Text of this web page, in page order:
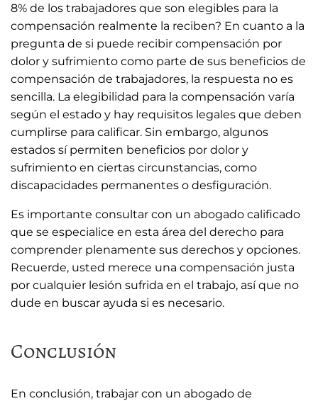
8% de los trabajadores que son elegibles para la
compensación realmente la reciben? En cuanto a la
pregunta de si puede recibir compensación por
dolor y sufrimiento como parte de sus beneficios de
compensación de trabajadores, la respuesta no es
sencilla. La elegibilidad para la compensación varía
según el estado y hay requisitos legales que deben
cumplirse para calificar. Sin embargo, algunos
estados sí permiten beneficios por dolor y
sufrimiento en ciertas circunstancias, como
discapacidades permanentes o desfiguración.
Es importante consultar con un abogado calificado
que se especialice en esta área del derecho para
comprender plenamente sus derechos y opciones.
Recuerde, usted merece una compensación justa
por cualquier lesión sufrida en el trabajo, así que no
dude en buscar ayuda si es necesario.
Conclusión
En conclusión, trabajar con un abogado de